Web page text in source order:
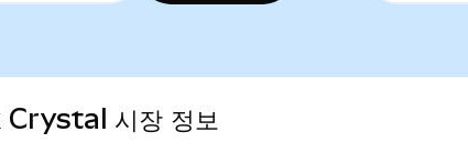
시장 정보